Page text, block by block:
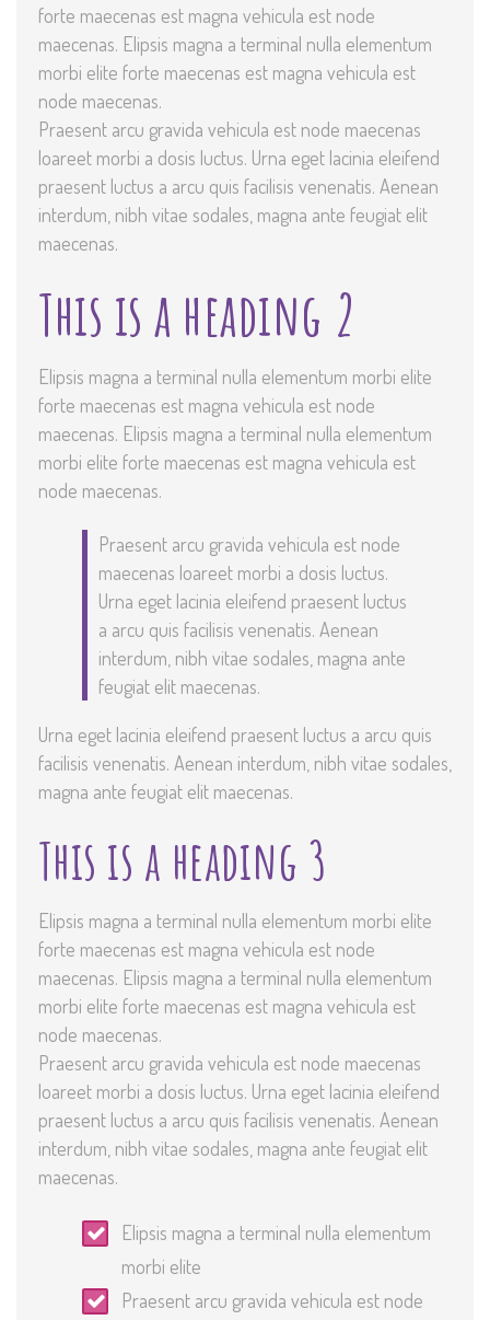
forte maecenas est magna vehicula est node
maecenas. Elipsis magna a terminal nulla elementum
morbi elite forte maecenas est magna vehicula est
node maecenas.
Praesent arcu gravida vehicula est node maecenas
loareet morbi a dosis luctus. Urna eget lacinia eleifend
praesent luctus a arcu quis facilisis venenatis. Aenean
interdum, nibh vitae sodales, magna ante feugiat elit
maecenas.
This is a heading 2
Elipsis magna a terminal nulla elementum morbi elite
forte maecenas est magna vehicula est node
maecenas. Elipsis magna a terminal nulla elementum
morbi elite forte maecenas est magna vehicula est
node maecenas.
Praesent arcu gravida vehicula est node
maecenas loareet morbi a dosis luctus.
Urna eget lacinia eleifend praesent luctus
a arcu quis facilisis venenatis. Aenean
interdum, nibh vitae sodales, magna ante
feugiat elit maecenas.
Urna eget lacinia eleifend praesent luctus a arcu quis
facilisis venenatis. Aenean interdum, nibh vitae sodales,
magna ante feugiat elit maecenas.
This is a heading 3
Elipsis magna a terminal nulla elementum morbi elite
forte maecenas est magna vehicula est node
maecenas. Elipsis magna a terminal nulla elementum
morbi elite forte maecenas est magna vehicula est
node maecenas.
Praesent arcu gravida vehicula est node maecenas
loareet morbi a dosis luctus. Urna eget lacinia eleifend
praesent luctus a arcu quis facilisis venenatis. Aenean
interdum, nibh vitae sodales, magna ante feugiat elit
maecenas.
Elipsis magna a terminal nulla elementum
morbi elite
Praesent arcu gravida vehicula est node